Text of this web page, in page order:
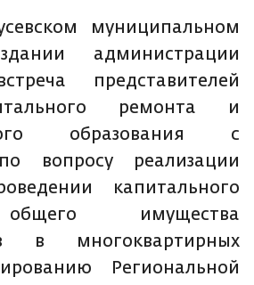
муниципальном
администрации
представителей
ремонта и
образования с
вопросу реализации
капитального
имущества
в многоквартирных
Региональной